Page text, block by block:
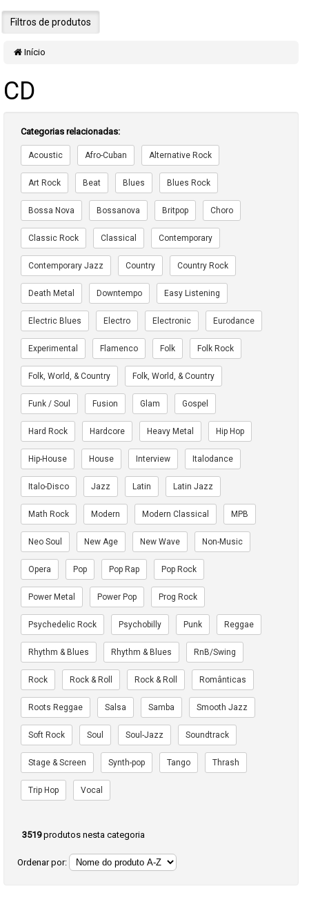
Filtros de produtos
Início
CD
Categorias relacionadas:
Acoustic Afro-Cuban Alternative Rock
Art Rock Beat Blues Blues Rock
Bossa Nova Bossanova Britpop Choro
Classic Rock Classical Contemporary
Contemporary Jazz Country Country Rock
Death Metal Downtempo Easy Listening
Electric Blues Electro Electronic Eurodance
Experimental Flamenco Folk Folk Rock
Folk, World, & Country Folk, World, & Country
Funk / Soul Fusion Glam Gospel
Hard Rock Hardcore Heavy Metal Hip Hop
Hip-House House Interview Italodance
Italo-Disco Jazz Latin Latin Jazz
Math Rock Modern Modern Classical MPB
Neo Soul New Age New Wave Non-Music
Opera Pop Pop Rap Pop Rock
Power Metal Power Pop Prog Rock
Psychedelic Rock Psychobilly Punk Reggae
Rhythm & Blues Rhythm & Blues RnB/Swing
Rock Rock & Roll Rock & Roll Românticas
Roots Reggae Salsa Samba Smooth Jazz
Soft Rock Soul Soul-Jazz Soundtrack
Stage & Screen Synth-pop Tango Thrash
Trip Hop Vocal
3519produtos nesta categoria
Ordenar por: